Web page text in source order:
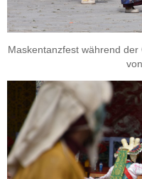
Maskentanzfest während